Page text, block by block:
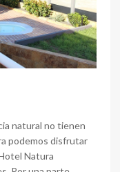
natural no tienen
podemos disfrutar
Natura